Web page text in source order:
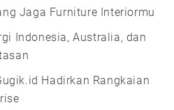
Jaga Furniture Interiormu
Indonesia, Australia, dan
Hadirkan Rangkaian